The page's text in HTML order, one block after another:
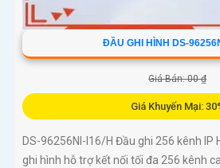
ĐẦU GHI HÌNH DS-
Giá Bán: 00 ₫
Giá Khuyến Mại:
DS-96256NI-I16/H Đầu ghi 256 kênh IP
ghi hình hỗ trợ kết nối tối đa 256 kênh